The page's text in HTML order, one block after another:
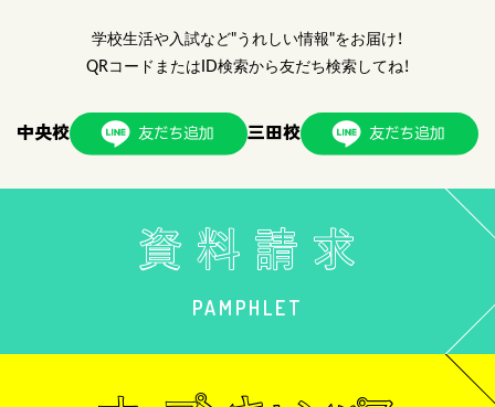
学校生活や入試など"うれしい情報"をお届け！
QRコードまたはID検索から友だち検索してね！
中央校 三田校
PAMPHLET